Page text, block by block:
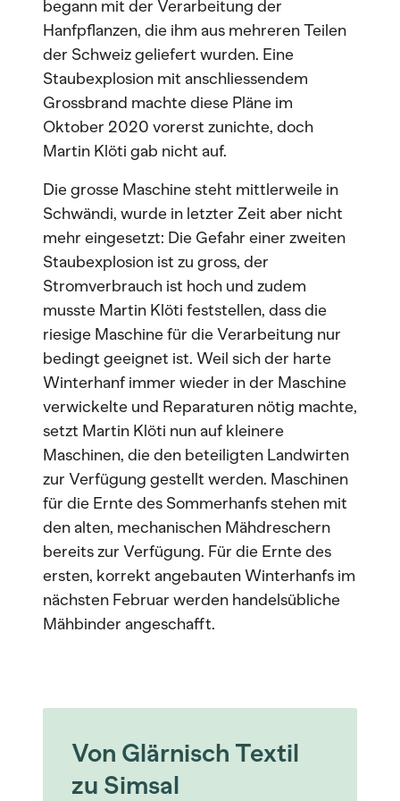
begann mit der Verarbeitung der
Hanfpflanzen, die ihm aus mehreren Teilen
der Schweiz geliefert wurden. Eine
Staubexplosion mit anschliessendem
Grossbrand machte diese Pläne im
Oktober 2020 vorerst zunichte, doch
Martin Klöti gab nicht auf.
Die grosse Maschine steht mittlerweile in
Schwändi, wurde in letzter Zeit aber nicht
mehr eingesetzt: Die Gefahr einer zweiten
Staubexplosion ist zu gross, der
Stromverbrauch ist hoch und zudem
musste Martin Klöti feststellen, dass die
riesige Maschine für die Verarbeitung nur
bedingt geeignet ist. Weil sich der harte
Winterhanf immer wieder in der Maschine
verwickelte und Reparaturen nötig machte,
setzt Martin Klöti nun auf kleinere
Maschinen, die den beteiligten Landwirten
zur Verfügung gestellt werden. Maschinen
für die Ernte des Sommerhanfs stehen mit
den alten, mechanischen Mähdreschern
bereits zur Verfügung. Für die Ernte des
ersten, korrekt angebauten Winterhanfs im
nächsten Februar werden handelsübliche
Mähbinder angeschafft.
Von Glärnisch Textil
zu Simsal